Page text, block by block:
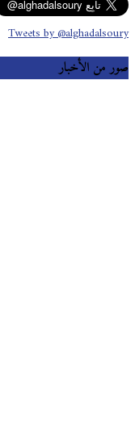
Tweets by @alghadalsoury
صور من الأخبار